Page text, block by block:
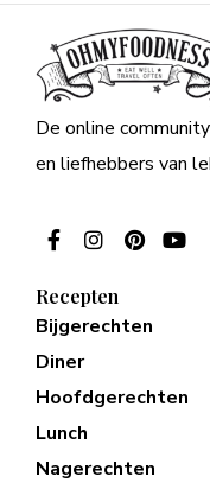
De online
en liefhebbers van
Recepten
Bijgerechten
Diner
Hoofdgerechten
Lunch
Nagerechten